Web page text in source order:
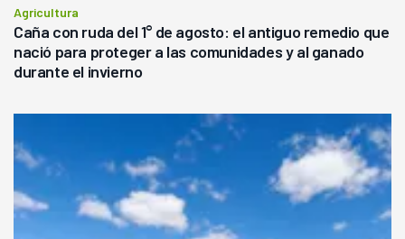
Agricultura
Caña con ruda del 1° de agosto: el antiguo remedio que
nació para proteger a las comunidades y al ganado
durante el invierno